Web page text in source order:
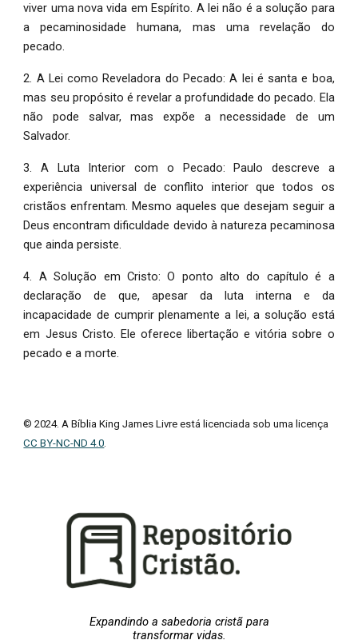
viver uma nova vida em Espírito. A lei não é a solução para
a pecaminosidade humana, mas uma revelação do
pecado.
2. A Lei como Reveladora do Pecado: A lei é santa e boa,
mas seu propósito é revelar a profundidade do pecado. Ela
não pode salvar, mas expõe a necessidade de um
Salvador.
3. A Luta Interior com o Pecado: Paulo descreve a
experiência universal de conflito interior que todos os
cristãos enfrentam. Mesmo aqueles que desejam seguir a
Deus encontram dificuldade devido à natureza pecaminosa
que ainda persiste.
4. A Solução em Cristo: O ponto alto do capítulo é a
declaração de que, apesar da luta interna e da
incapacidade de cumprir plenamente a lei, a solução está
em Jesus Cristo. Ele oferece libertação e vitória sobre o
pecado e a morte.
© 2024. A Bíblia King James Livre está licenciada sob uma licença
CC BY-NC-ND 4.0.
Expandindo a sabedoria cristã para
transformar vidas.